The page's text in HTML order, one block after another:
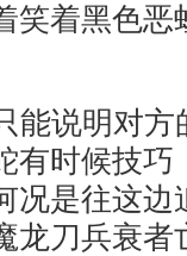
笑着黑色恶
能说明对方
有时候技巧
况是往这边
龙刀兵衰者